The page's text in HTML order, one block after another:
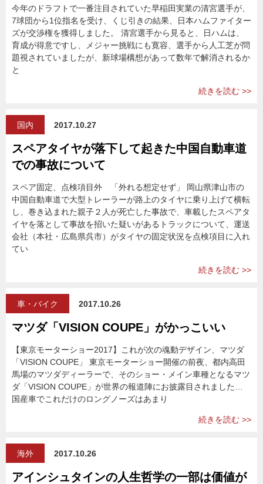
今年のドラフトで一番注目されていた早稲田実業の清宮選手が、
7球団から1位指名を受け、くじ引きの結果、日本ハムファイター
ズが交渉権を獲得しました。 清宮選手から見ると、日ハムは、
育成が得意ですし、メジャー挑戦にも寛容、選手から人工芝が問
題視されていましたが、新球場構想があって数年で解消されるか
と
続きを読む >>
国内 2017.10.27
スペアタイヤが落下して起きた中国自動車道
での事故について
スペア固定、点検項目外 「外れる想定せず」 岡山県津山市の
中国自動車道で大型トレーラーが路上のタイヤに乗り上げて横転
し、巻き込まれた親子２人が死亡した事故で、車載したスペアタ
イヤを落として事故を招いた疑いがあるトラックについて、運送
会社（本社・広島県呉市）がタイヤの固定状況を点検項目に入れ
てい
続きを読む >>
車・バイク 2017.10.26
マツダ「VISION COUPE」がかっこいい
【東京モーターショー2017】これが次の魂動デザイン、マツダ
「VISION COUPE」 東京モーターショー開催の前夜、都内高田
馬場のマツダディーラーで、そのショー・メイン車種となるマツ
ダ「VISION COUPE」が世界の報道陣にお披露目されました…
国産車でこれだけのロングノーズはあまり
続きを読む >>
海外 2017.10.26
アインシュタインの人生哲学の一部は価値が